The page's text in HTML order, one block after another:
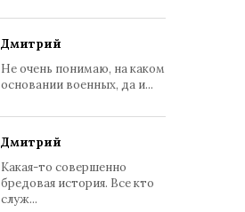
Дмитрий
Не очень понимаю, на каком
основании военных, да и...
Дмитрий
Какая-то совершенно
бредовая история. Все кто
служ...